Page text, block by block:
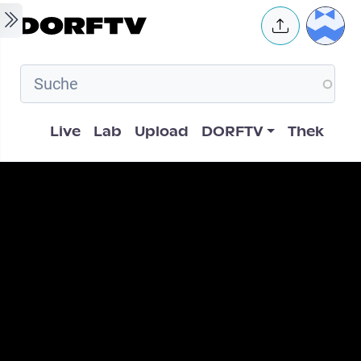
Skip to main content User
Hauptnavigation
Live Lab Upload DORFTV Thek